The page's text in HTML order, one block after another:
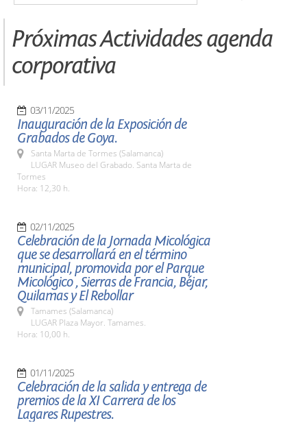
Próximas Actividades agenda
corporativa
03/11/2025
Inauguración de la Exposición de
Grabados de Goya.
Santa Marta de Tormes (Salamanca)
LUGAR Museo del Grabado. Santa Marta de
Tormes
Hora: 12,30 h.
02/11/2025
Celebración de la Jornada Micológica
que se desarrollará en el término
municipal, promovida por el Parque
Micológico , Sierras de Francia, Béjar,
Quilamas y El Rebollar
Tamames (Salamanca)
LUGAR Plaza Mayor. Tamames.
Hora: 10,00 h.
01/11/2025
Celebración de la salida y entrega de
premios de la XI Carrera de los
Lagares Rupestres.